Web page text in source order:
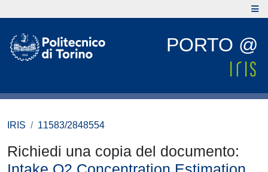
PORTO @
IRIS 11583/2848554
Richiedi una copia del documento: